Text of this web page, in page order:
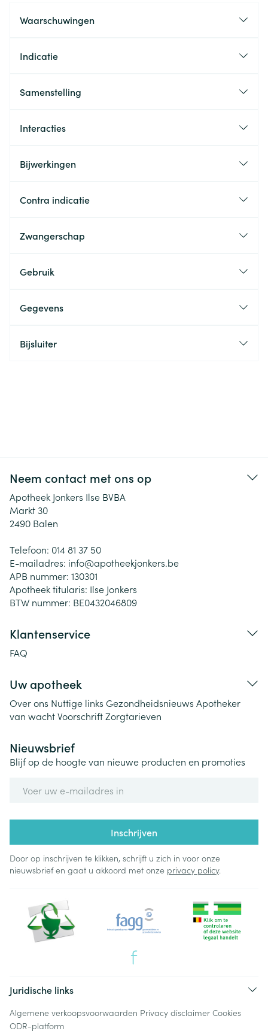
Waarschuwingen
Indicatie
Samenstelling
Interacties
Bijwerkingen
Contra indicatie
Zwangerschap
Gebruik
Gegevens
Bijsluiter
Neem contact met ons op
Apotheek Jonkers Ilse BVBA
Markt 30
2490 Balen
Telefoon: 014 81 37 50
E-mailadres: info@apotheekjonkers.be
APB nummer: 130301
Apotheek titularis: Ilse Jonkers
BTW nummer: BE0432046809
Klantenservice
FAQ
Uw apotheek
Over ons Nuttige links Gezondheidsnieuws Apotheker
van wachtVoorschriftZorgtarieven
Nieuwsbrief
Blijf op de hoogte van nieuwe producten en promoties
Inschrijven
Door op inschrijven te klikken, schrijft u zich in voor onze
nieuwsbrief en gaat u akkoord met onze privacy policy.
Juridische links
Algemene verkoopsvoorwaarden Privacy disclaimer Cookies
ODR-platform